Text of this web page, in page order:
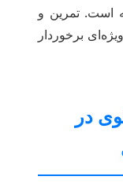
است. تمرین و
برخوردار
در